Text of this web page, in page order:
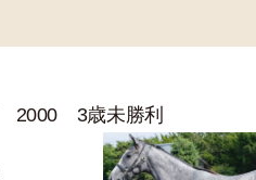
3歳未勝利